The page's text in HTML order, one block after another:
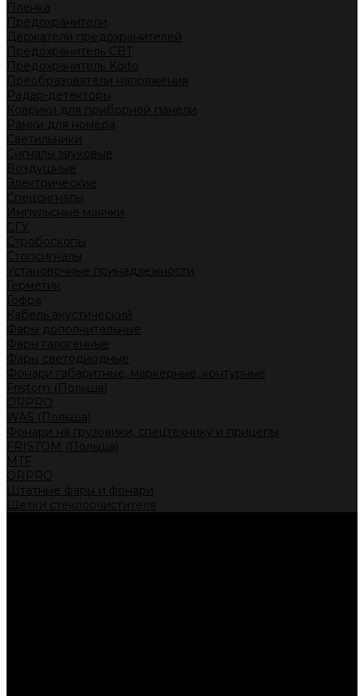
Пленка
Предохранители
Держатели предохранителей
Предохранитель CBT
Предохранитель Koito
Преобразователи напряжения
Радар-детекторы
Коврики для приборной панели
Рамки для номера
Светильники
Сигналы звуковые
Воздушные
Электрические
Спецсигналы
Импульсные маячки
СГУ
Стробоскопы
Стопсигналы
Установочные принадлежности
Герметик
Гофра
Кабель акустический
Фары дополнительные
Фары галогенные
Фары светодиодные
Фонари габаритные, маркерные, контурные
Fristom (Польша)
ORPRO
WAS (Польша)
Фонари на грузовики, спецтехнику и прицепы
FRISTOM (Польша)
MTF
ORPRO
Штатные фары и фонари
Щетки стеклоочистителя